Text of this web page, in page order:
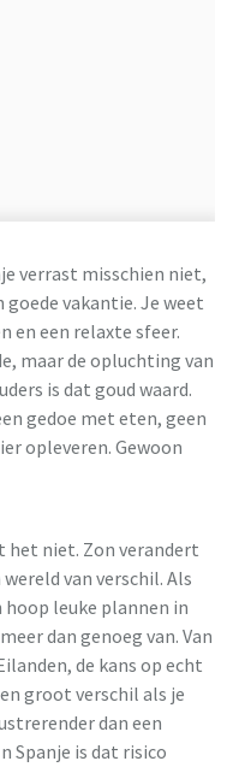
verrast misschien niet,
vakantie. Je weet
en een relaxte sfeer.
maar de opluchting van
is dat goud waard.
gedoe met eten, geen
opleveren. Gewoon
het niet. Zon verandert
van verschil. Als
leuke plannen in
dan genoeg van. Van
de kans op echt
groot verschil als je
dan een
Spanje is dat risico